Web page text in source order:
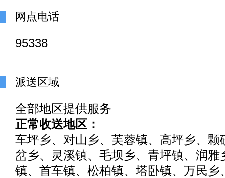
网点电话
95338
派送区域
全部地区提供服务
正常收送地区：
车坪乡、对山乡、芙蓉镇、高坪乡、颗
岔乡、灵溪镇、毛坝乡、青坪镇、润雅
镇、首车镇、松柏镇、塔卧镇、万民乡